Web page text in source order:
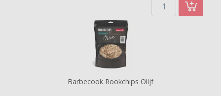
Barbecook Rookchips Olijf